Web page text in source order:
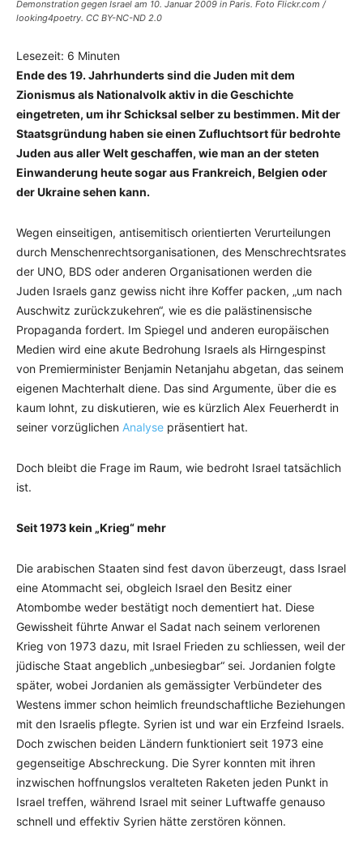
Demonstration gegen Israel am 10. Januar 2009 in Paris. Foto Flickr.com /
looking4poetry. CC BY-NC-ND 2.0
Lesezeit: 6 Minuten
Ende des 19. Jahrhunderts sind die Juden mit dem
Zionismus als Nationalvolk aktiv in die Geschichte
eingetreten, um ihr Schicksal selber zu bestimmen. Mit der
Staatsgründung haben sie einen Zufluchtsort für bedrohte
Juden aus aller Welt geschaffen, wie man an der steten
Einwanderung heute sogar aus Frankreich, Belgien oder
der Ukraine sehen kann.
Wegen einseitigen, antisemitisch orientierten Verurteilungen
durch Menschenrechtsorganisationen, des Menschrechtsrates
der UNO, BDS oder anderen Organisationen werden die
Juden Israels ganz gewiss nicht ihre Koffer packen, „um nach
Auschwitz zurückzukehren“, wie es die palästinensische
Propaganda fordert. Im Spiegel und anderen europäischen
Medien wird eine akute Bedrohung Israels als Hirngespinst
von Premierminister Benjamin Netanjahu abgetan, das seinem
eigenen Machterhalt diene. Das sind Argumente, über die es
kaum lohnt, zu diskutieren, wie es kürzlich Alex Feuerherdt in
seiner vorzüglichen Analyse präsentiert hat.
Doch bleibt die Frage im Raum, wie bedroht Israel tatsächlich
ist.
Seit 1973 kein „Krieg“ mehr
Die arabischen Staaten sind fest davon überzeugt, dass Israel
eine Atommacht sei, obgleich Israel den Besitz einer
Atombombe weder bestätigt noch dementiert hat. Diese
Gewissheit führte Anwar el Sadat nach seinem verlorenen
Krieg von 1973 dazu, mit Israel Frieden zu schliessen, weil der
jüdische Staat angeblich „unbesiegbar“ sei. Jordanien folgte
später, wobei Jordanien als gemässigter Verbündeter des
Westens immer schon heimlich freundschaftliche Beziehungen
mit den Israelis pflegte. Syrien ist und war ein Erzfeind Israels.
Doch zwischen beiden Ländern funktioniert seit 1973 eine
gegenseitige Abschreckung. Die Syrer konnten mit ihren
inzwischen hoffnungslos veralteten Raketen jeden Punkt in
Israel treffen, während Israel mit seiner Luftwaffe genauso
schnell und effektiv Syrien hätte zerstören können.